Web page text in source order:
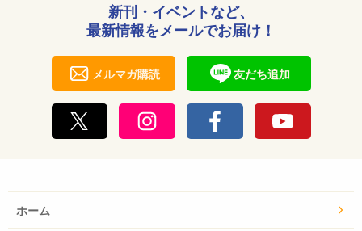
新刊・イベントなど、
最新情報をメールでお届け！
メルマガ購読 友だち追加
ホーム